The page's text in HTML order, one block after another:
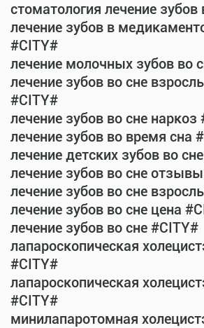
стоматология лечение зубов
лечение зубов в
#CITY#
лечение молочных зубов во
лечение зубов во сне
#CITY#
лечение зубов во сне наркоз
лечение зубов во время сна
лечение детских зубов во
лечение зубов во сне
лечение зубов во сне
лечение зубов во сне цена
лечение зубов во сне #CITY#
лапароскопическая
#CITY#
лапароскопическая
#CITY#
минилапаротомная